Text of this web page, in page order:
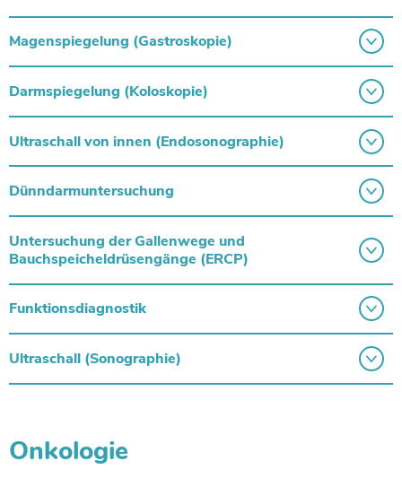
Magenspiegelung (Gastroskopie)
Darmspiegelung (Koloskopie)
Ultraschall von innen (Endosonographie)
Dünndarmuntersuchung
Untersuchung der Gallenwege und
Bauchspeicheldrüsengänge (ERCP)
Funktionsdiagnostik
Ultraschall (Sonographie)
Onkologie